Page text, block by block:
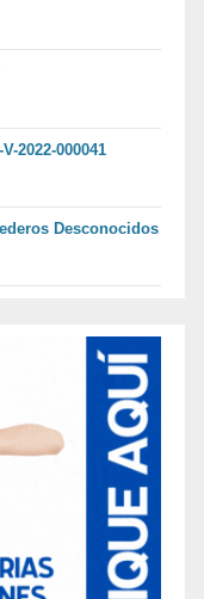
2022-000041
Desconocidos